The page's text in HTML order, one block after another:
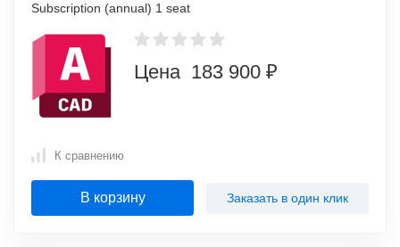
Subscription (annual) 1 seat
Цена 183 900 ₽
К сравнению
В корзину Заказать в один клик